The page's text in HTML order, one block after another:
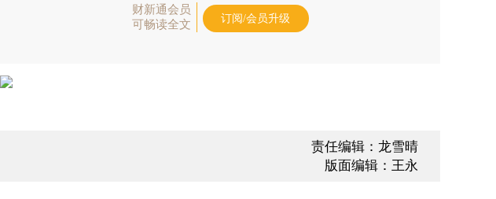
财新通会员
可畅读全文
订阅/会员升级
责任编辑：龙雪晴
版面编辑：王永